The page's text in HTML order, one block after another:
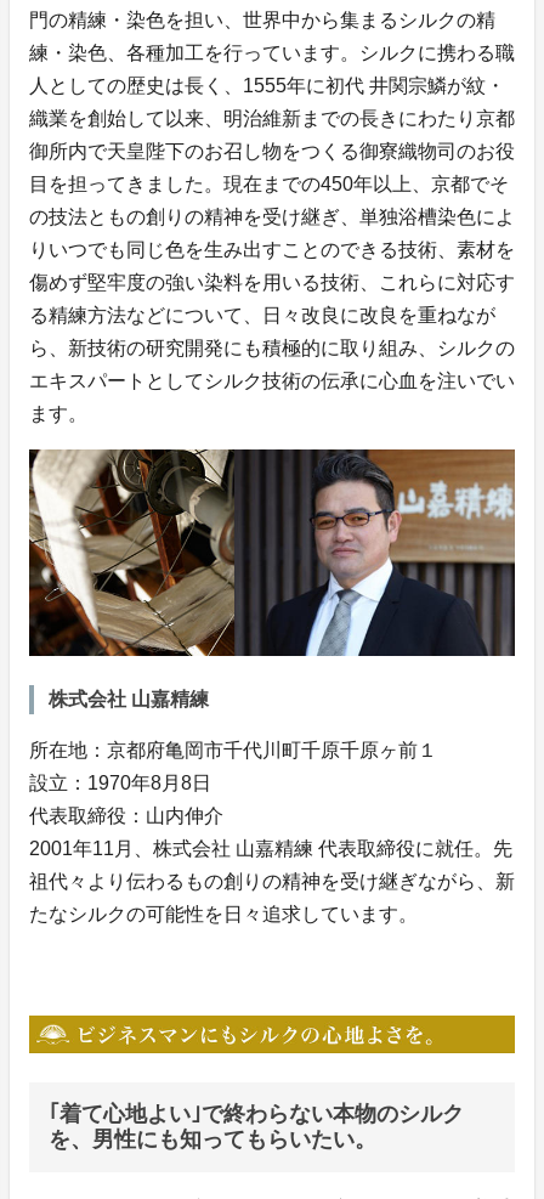
門の精練・染色を担い、世界中から集まるシルクの精
練・染色、各種加工を行っています。シルクに携わる職
人としての歴史は長く、1555年に初代 井関宗鱗が紋・
織業を創始して以来、明治維新までの長きにわたり京都
御所内で天皇陛下のお召し物をつくる御寮織物司のお役
目を担ってきました。現在までの450年以上、京都でそ
の技法ともの創りの精神を受け継ぎ、単独浴槽染色によ
りいつでも同じ色を生み出すことのできる技術、素材を
傷めず堅牢度の強い染料を用いる技術、これらに対応す
る精練方法などについて、日々改良に改良を重ねなが
ら、新技術の研究開発にも積極的に取り組み、シルクの
エキスパートとしてシルク技術の伝承に心血を注いでい
ます。
株式会社 山嘉精練
所在地：京都府亀岡市千代川町千原千原ヶ前１
設立：1970年8月8日
代表取締役：山内伸介
2001年11月、株式会社 山嘉精練 代表取締役に就任。先
祖代々より伝わるもの創りの精神を受け継ぎながら、新
たなシルクの可能性を日々追求しています。
｢着て心地よい｣で終わらない本物のシルク
を、男性にも知ってもらいたい。